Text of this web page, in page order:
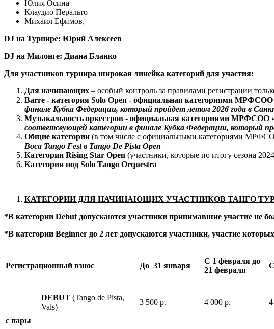
Юлия Осина
Клаудио Перальто
Михаил Ефимов,
DJ на Турнире: Юрий Алексеев
DJ на Милонге: Диана Бланко
Для участников турнира широкая линейка категорий для участия:
Для начинающих – особый контроль за правилами регистрации
Barre - категория Solo Open - официальная категориями МРФСОО
финале Кубка Федерации, который пройдет летом 2026 года в
Музыкальность оркестров - официальная категориями МРФСОО
соответсвующей категории в финале Кубка Федерации, который
Общие категории (в том числе с официальными категориями
Boca Tango Fest в Tango De Pista Open
Категории Rising Star Open (участники, которые по итогу сезона
Категории под Solo Tango Orquestra
КАТЕГОРИИ ДЛЯ НАЧИНАЮЩИХ УЧАСТНИКОВ ТАНГО
*В категории Debut допускаются участники принимавшие участие не
*В категории Beginner до 2 лет допускаются участники, участие
Регистрационный взнос До 31 января
С 1 февраля до
21 февраля
с пары
DEBUT (Tango de Pista,
Vals)
3 500 р. 4 000 р.